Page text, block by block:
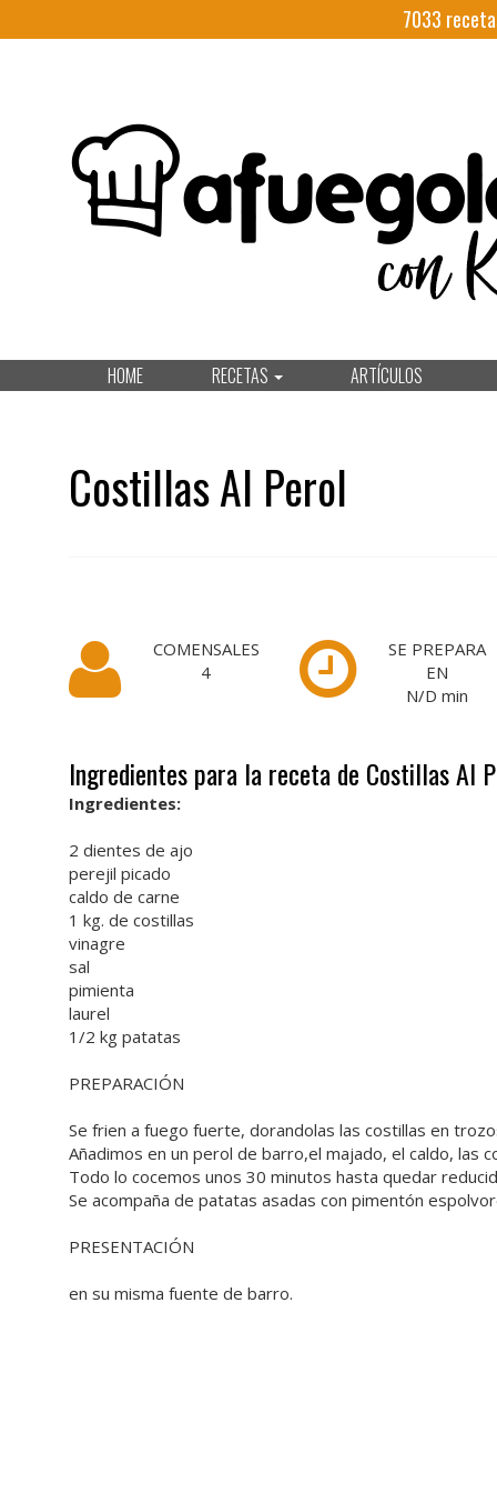
7033
HOME RECETAS ARTÍCULOS
Costillas Al Perol
COMENSALES
4
SE PREPARA
EN
N/D min
Ingredientes para la receta de Costillas Al
Ingredientes:
2 dientes de ajo
perejil picado
caldo de carne
1 kg. de costillas
vinagre
sal
pimienta
laurel
1/2 kg patatas
PREPARACIÓN
Se frien a fuego fuerte, dorandolas las costillas en
Añadimos en un perol de barro,el majado, el caldo, las
Todo lo cocemos unos 30 minutos hasta quedar
Se acompaña de patatas asadas con pimentón
PRESENTACIÓN
en su misma fuente de barro.